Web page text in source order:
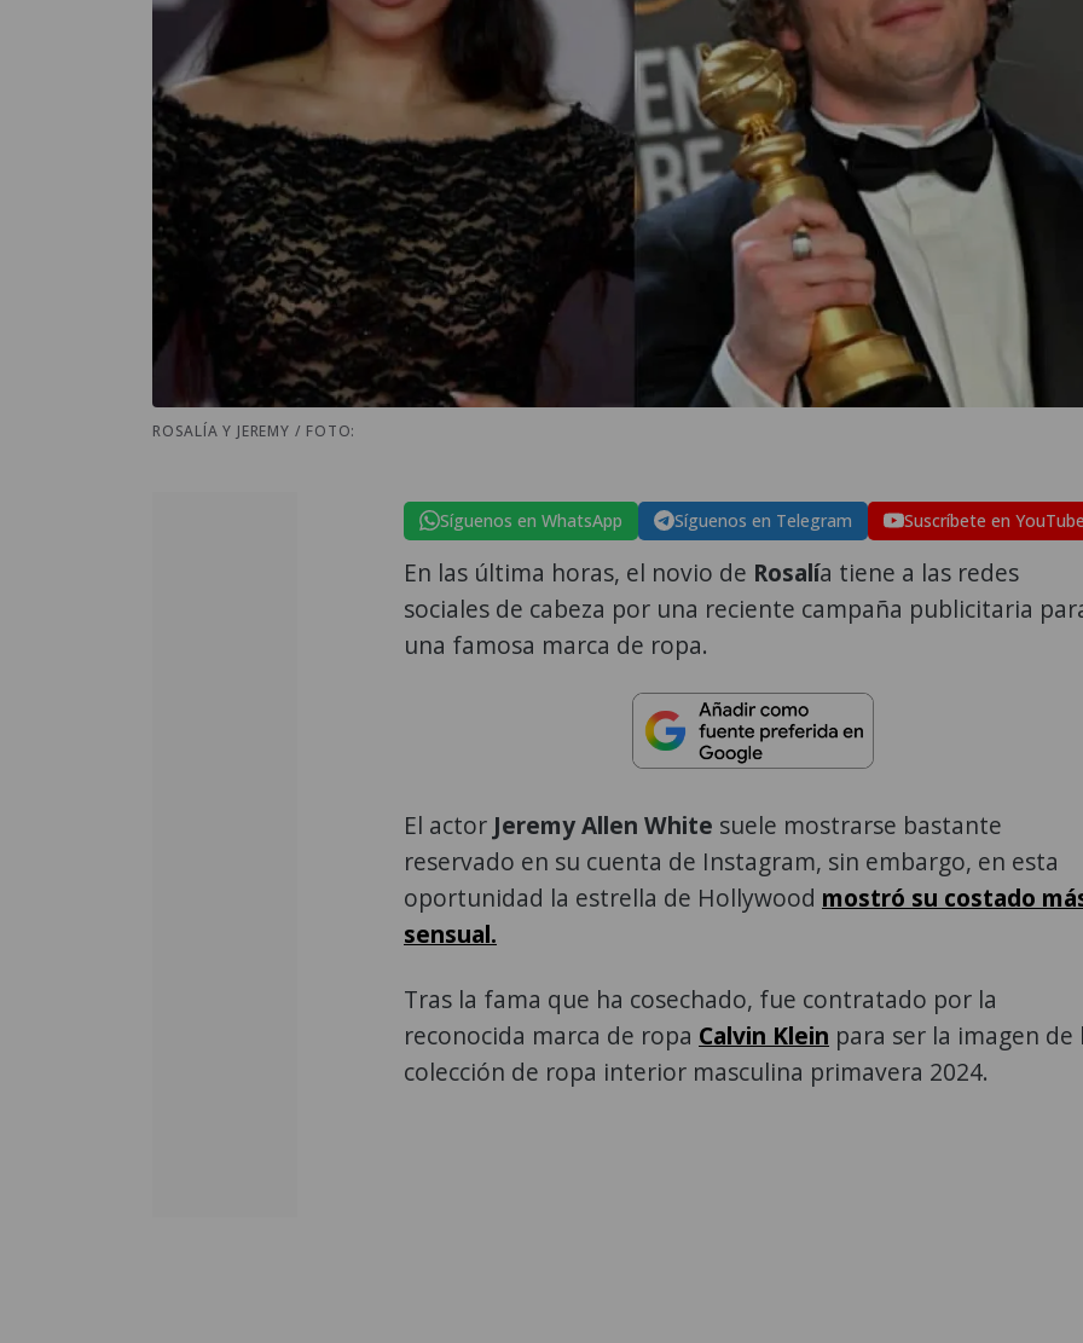
ROSALÍA Y JEREMY / FOTO:
Síguenos en WhatsApp Síguenos en Telegram Suscríbete en
En las última horas, el novio de Rosalía tiene a las redes
sociales de cabeza por una reciente campaña publicitaria
una famosa marca de ropa.
El actor Jeremy Allen White suele mostrarse bastante
reservado en su cuenta de Instagram, sin embargo, en esta
oportunidad la estrella de Hollywood mostró su costado
sensual.
Tras la fama que ha cosechado, fue contratado por la
reconocida marca de ropa Calvin Klein para ser la imagen de
colección de ropa interior masculina primavera 2024.